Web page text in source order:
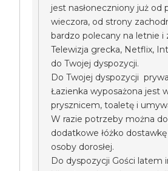
jest nasłoneczniony już od
wieczora, od strony
bardzo polecany na letnie
Telewizja grecka, Netflix,
do Twojej dyspozycji.
Do Twojej dyspozycji
Łazienka wyposażona jest
prysznicem, toaletę i
W razie potrzeby można
dodatkowe łóżko
osoby dorosłej.
Do dyspozycji Gości latem